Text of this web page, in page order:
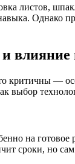
листов,
Однако
критичны —
выбор
на
сроки, но